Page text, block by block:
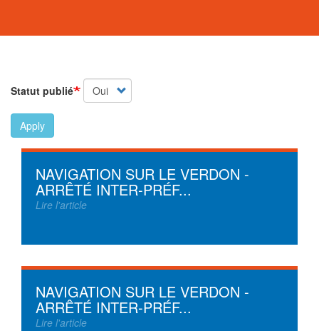
Statut publié
Apply
NAVIGATION SUR LE VERDON -
ARRÊTÉ INTER-PRÉF...
Lire l'article
NAVIGATION SUR LE VERDON -
ARRÊTÉ INTER-PRÉF...
Lire l'article